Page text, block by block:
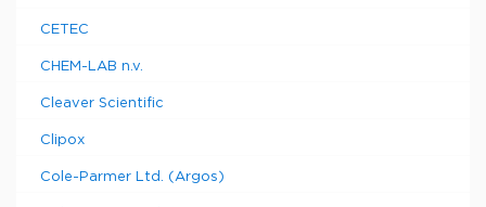
CETEC
CHEM-LAB n.v.
Cleaver Scientific
Clipox
Cole-Parmer Ltd. (Argos)